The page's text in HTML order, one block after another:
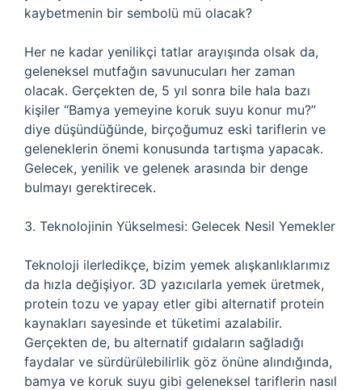
kaybetmenin bir sembolü mü olacak?
Her ne kadar yenilikçi tatlar arayışında olsak da,
geleneksel mutfağın savunucuları her zaman
olacak. Gerçekten de, 5 yıl sonra bile hala bazı
kişiler “Bamya yemeyine koruk suyu konur mu?”
diye düşündüğünde, birçoğumuz eski tariflerin ve
geleneklerin önemi konusunda tartışma yapacak.
Gelecek, yenilik ve gelenek arasında bir denge
bulmayı gerektirecek.
3. Teknolojinin Yükselmesi: Gelecek Nesil Yemekler
Teknoloji ilerledikçe, bizim yemek alışkanlıklarımız
da hızla değişiyor. 3D yazıcılarla yemek üretmek,
protein tozu ve yapay etler gibi alternatif protein
kaynakları sayesinde et tüketimi azalabilir.
Gerçekten de, bu alternatif gıdaların sağladığı
faydalar ve sürdürülebilirlik göz önüne alındığında,
bamya ve koruk suyu gibi geleneksel tariflerin nasıl